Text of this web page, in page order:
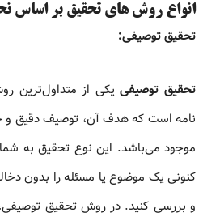
انواع روش های تحقیق بر اساس
تحقیق توصیفی:
تحقیق توصیفییکی از متداول‌ترین
نامه است که هدف آن، توصیف دقیق و
موجود می‌باشد. این نوع تحقیق به
کنونی یک موضوع یا مسئله را بدون
و بررسی کنید. در روش تحقیق